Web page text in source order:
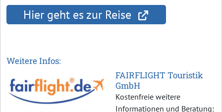
Hier geht es zur Reise
Weitere Infos:
FAIRFLIGHT Touristik
GmbH
Kostenfreie weitere
Informationen und Beratung: